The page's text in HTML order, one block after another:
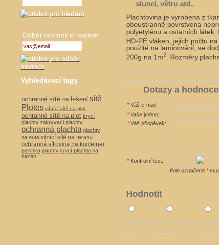
slunci, větru atd..
Plachtovina je vyrobena z
oboustranně povrstvena
polyetylénu a ostatních
HD-PE vláken, jejich počtu
použité na laminování, se
200g na 1m2 . Rozměry
Dotazy a
* Váš e-mail:
* Vaše jméno:
* Váš přispěvek:
* Kontrolní text:
Pole označená *
Hodnotit
Odběr novinek e-mailem
Vyhledávací tagy
ochranné sítě na lešení sítě
Plotes stínící sítě na plot
ochranné sítě na plot krycí
plachty zakrývací plachty
ochranná plachta plachty
na auta stínící sítě na terasu
ochranná síťovina na kontejner
perlinka plachty krycí plachta na
bazén